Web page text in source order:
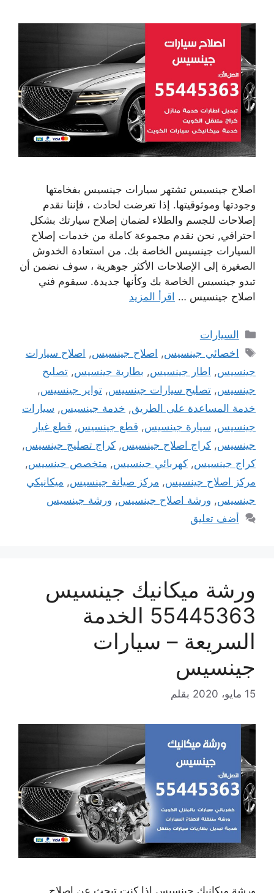
اصلاح جينسيس تشتهر سيارات جينسيس بفخامتها
وجودتها وموثوقيتها. إذا تعرضت لحادث ، فإننا نقدم
إصلاحات للجسم والطلاء لضمان إصلاح سيارتك بشكل
احترافي, نحن نقدم مجموعة كاملة من خدمات إصلاح
السيارات جينسيس الخاصة بك. من استعادة الخدوش
الصغيرة إلى الإصلاحات الأكثر جوهرية ، سوف نضمن أن
تبدو جينسيس الخاصة بك وكأنها جديدة. سيقوم فني
اصلاح جينسيس … اقرأ المزيد
التصنيفات
السيارات
الوسوم
اخصائي جينسيس, اصلاح جينسيس, اصلاح سيارات
جينسيس, اطار جينسيس, بطارية جينسيس, تصليح
جينسيس, تصليح سيارات جينسيس, تواير جينسيس,
خدمة المساعدة على الطريق, خدمة جينسيس, سيارات
جينسيس, سيارة جينسيس, قطع جينسيس, قطع غيار
جينسيس, كراج اصلاح جينسيس, كراج تصليج جينسيس,
كراج جينسيس, كهربائي جينسيس, متخصص جينسيس,
مركز اصلاح جينسيس, مركز صيانة جينسيس, ميكانيكي
جينسيس, ورشة اصلاح جينسيس, ورشة جينسيس
أضف تعليق
ورشة ميكانيك جينسيس
55445363 الخدمة
السريعة – سيارات
جينسيس
15 مايو، 2020 بقلم
ورشة ميكانيك جينسيس إذا كنت تبحث عن إصلاح